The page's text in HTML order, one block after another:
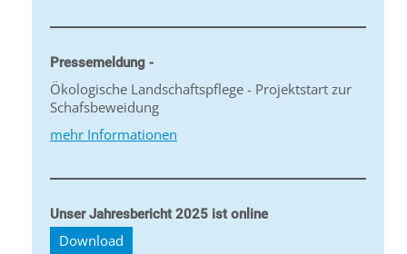
Pressemeldung -
Ökologische Landschaftspflege - Projektstart zur
Schafsbeweidung
mehr Informationen
Unser Jahresbericht 2025 ist online
Download